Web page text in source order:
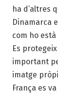
ha d’altres
Dinamarca
com ho
Es
important
imatge
França es